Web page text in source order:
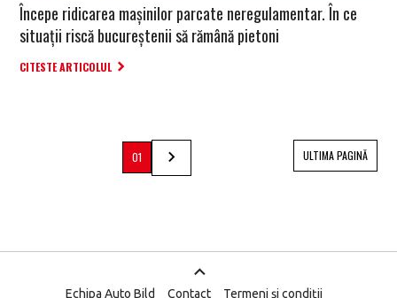
Începe ridicarea mașinilor parcate neregulamentar. În ce
situații riscă bucureștenii să rămână pietoni
CITESTE ARTICOLUL
01 ULTIMA PAGINĂ
Echipa Auto Bild Contact Termeni și condiții